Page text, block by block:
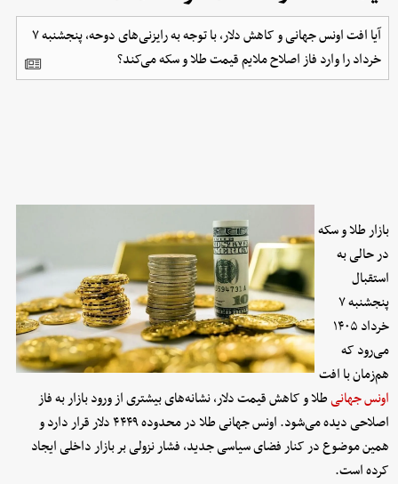
آیا افت اونس جهانی و کاهش دلار، با توجه به رایزنی‌های دوحه، پنجشنبه ۷
خرداد را وارد فاز اصلاح ملایم قیمت طلا و سکه می‌کند؟
بازار طلا و سکه
در حالی به
استقبال
پنجشنبه ۷
خرداد ۱۴۰۵
می‌رود که
هم‌زمان با افت
اونس جهانیطلا و کاهش قیمت دلار، نشانه‌های بیشتری از ورود بازار به فاز
اصلاحی دیده می‌شود. اونس جهانی طلا در محدوده ۴۴۴۹ دلار قرار دارد و
همین موضوع در کنار فضای سیاسی جدید، فشار نزولی بر بازار داخلی ایجاد
کرده است.